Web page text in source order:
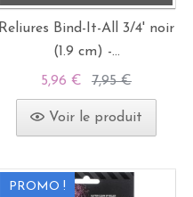
Reliures Bind-It-All 3/4' noir
(1.9 cm) -...
5,96 € 7,95 €
Voir le produit
PROMO !